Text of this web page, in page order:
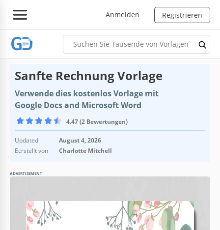
Anmelden Registrieren
Sanfte Rechnung Vorlage
Verwende dies kostenlos Vorlage mit
Google Docs and Microsoft Word
4.47 (2 Bewertungen)
Updated
August 4, 2026
Ecrstellt von
Charlotte Mitchell
ADVERTISEMENT